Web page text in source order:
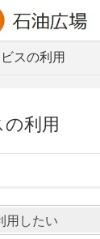
スの利用
利用
用したい